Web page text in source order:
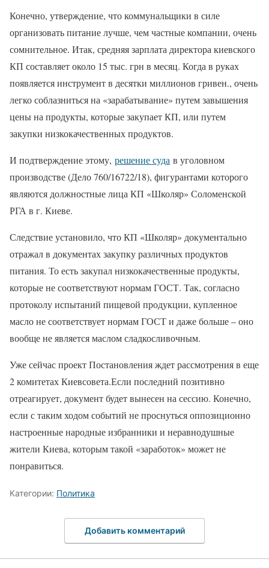
Конечно, утверждение, что коммунальщики в силе
организовать питание лучше, чем частные компании, очень
сомнительное. Итак, средняя зарплата директора киевского
КП составляет около 15 тыс. грн в месяц. Когда в руках
появляется инструмент в десятки миллионов гривен., очень
легко соблазниться на «зарабатывание» путем завышения
цены на продукты, которые закупает КП, или путем
закупки низкокачественных продуктов.
И подтверждение этому, решение суда в уголовном
производстве (Дело 760/16722/18), фигурантами которого
являются должностные лица КП «Школяр» Соломенской
РГА в г. Киеве.
Следствие установило, что КП «Школяр» документально
отражал в документах закупку различных продуктов
питания. То есть закупал низкокачественные продукты,
которые не соответствуют нормам ГОСТ. Так, согласно
протоколу испытаний пищевой продукции, купленное
масло не соответствует нормам ГОСТ и даже больше – оно
вообще не является маслом сладкосливочным.
Уже сейчас проект Постановления ждет рассмотрения в еще
2 комитетах Киевсовета.Если последний позитивно
отреагирует, документ будет вынесен на сессию. Конечно,
если с таким ходом событий не проснуться оппозиционно
настроенные народные избранники и неравнодушные
жители Киева, которым такой «заработок» может не
понравиться.
Категории: Политика
Добавить комментарий